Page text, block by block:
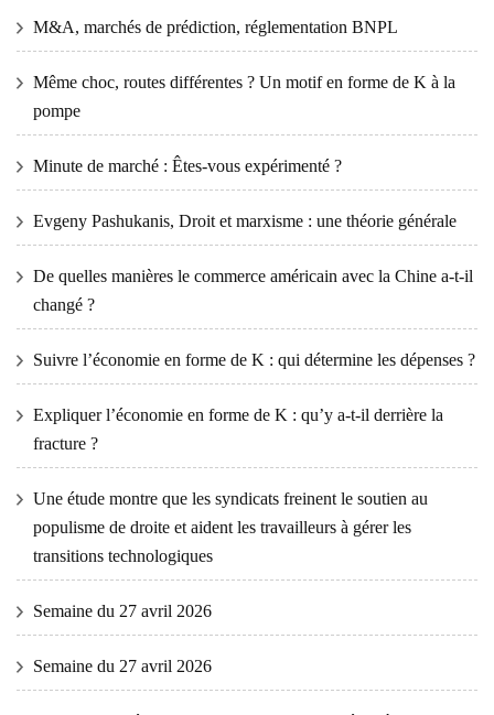
M&A, marchés de prédiction, réglementation BNPL
Même choc, routes différentes ? Un motif en forme de K à la
pompe
Minute de marché : Êtes-vous expérimenté ?
Evgeny Pashukanis, Droit et marxisme : une théorie générale
De quelles manières le commerce américain avec la Chine a-t-il
changé ?
Suivre l’économie en forme de K : qui détermine les dépenses ?
Expliquer l’économie en forme de K : qu’y a-t-il derrière la
fracture ?
Une étude montre que les syndicats freinent le soutien au
populisme de droite et aident les travailleurs à gérer les
transitions technologiques
Semaine du 27 avril 2026
Semaine du 27 avril 2026